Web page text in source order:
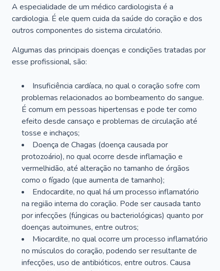
A especialidade de um médico cardiologista é a
cardiologia. É ele quem cuida da saúde do coração e dos
outros componentes do sistema circulatório.
Algumas das principais doenças e condições tratadas por
esse profissional, são:
Insuficiência cardíaca, no qual o coração sofre com
problemas relacionados ao bombeamento do sangue.
É comum em pessoas hipertensas e pode ter como
efeito desde cansaço e problemas de circulação até
tosse e inchaços;
Doença de Chagas (doença causada por
protozoário), no qual ocorre desde inflamação e
vermelhidão, até alteração no tamanho de órgãos
como o fígado (que aumenta de tamanho);
Endocardite, no qual há um processo inflamatório
na região interna do coração. Pode ser causada tanto
por infecções (fúngicas ou bacteriológicas) quanto por
doenças autoimunes, entre outros;
Miocardite, no qual ocorre um processo inflamatório
no músculos do coração, podendo ser resultante de
infecções, uso de antibióticos, entre outros. Causa